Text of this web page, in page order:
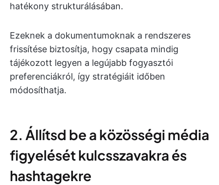
hatékony strukturálásában.
Ezeknek a dokumentumoknak a rendszeres
frissítése biztosítja, hogy csapata mindig
tájékozott legyen a legújabb fogyasztói
preferenciákról, így stratégiáit időben
módosíthatja.
2. Állítsd be a közösségi média
figyelését kulcsszavakra és
hashtagekre